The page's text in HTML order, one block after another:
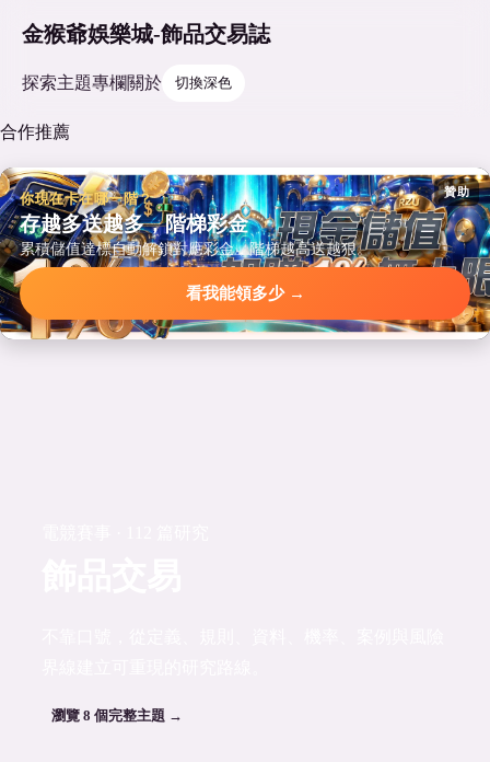
金猴爺娛樂城-飾品交易誌
探索主題專欄關於 切換深色
合作推薦
贊助
你現在卡在哪一階？
存越多送越多，階梯彩金
累積儲值達標自動解鎖對應彩金，階梯越高送越狠。
看我能領多少 →
瀏覽 8 個完整主題 →